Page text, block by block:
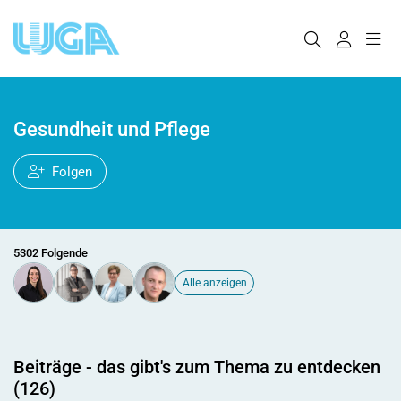
Gesundheit und Pflege
Folgen
5302 Folgende
Alle anzeigen
Beiträge - das gibt's zum Thema zu entdecken
(126)